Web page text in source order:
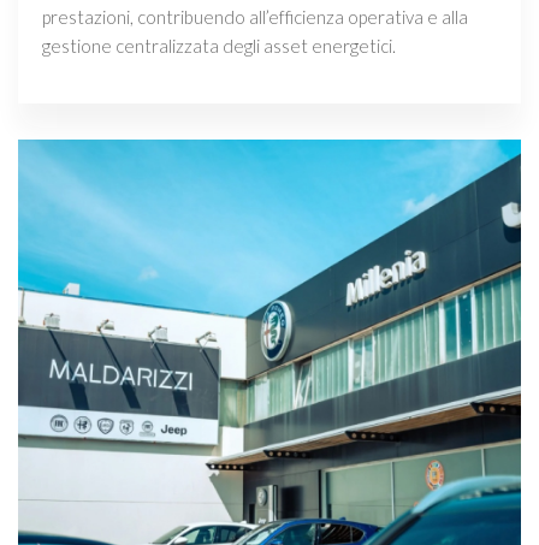
prestazioni, contribuendo all’efficienza operativa e alla
gestione centralizzata degli asset energetici.